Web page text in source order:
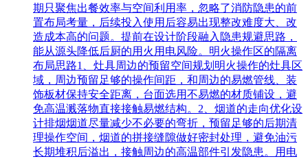
期只聚焦出餐效率与空间利用率，忽略了消防隐患的前
置布局考量，后续投入使用后容易出现整改难度大、改
造成本高的问题。提前在设计阶段融入隐患规避思路，
能从源头降低后厨的用火用电风险。明火操作区的隔离
布局思路1、灶具周边的预留空间规划明火操作的灶具区
域，周边预留足够的操作间距，和周边的易燃管线、装
饰板材保持安全距离，台面选用不易燃的材质铺设，避
免高温溅落物直接接触易燃结构。2、烟道的走向优化设
计排烟烟道尽量减少不必要的弯折，预留足够的后期清
理操作空间，烟道的拼接缝隙做好密封处理，避免油污
长期堆积后溢出，接触周边的高温部件引发隐患。用电